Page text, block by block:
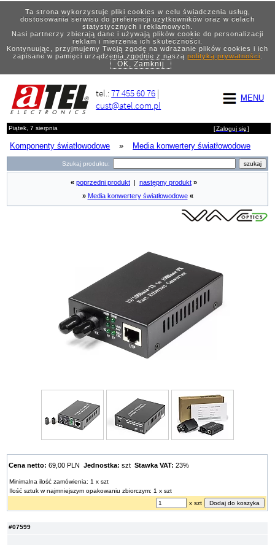
Ta strona wykorzystuje pliki cookies w celu świadczenia usług,
dostosowania serwisu do preferencji użytkowników oraz w celach
statystycznych i reklamowych.
Nasi partnerzy zbierają dane i używają plików cookie do personalizacji
reklam i mierzenia ich skuteczności.
Kontynuując, przyjmujemy Twoją zgodę na wdrażanie plików cookies i ich
zapisane w pamięci urządzenia zgodnie z naszą polityką prywatności.
OK, Zamknij
MENU
tel.:77 455 60 76 |
cust@atel.com.pl
Piątek, 7 sierpnia [Zaloguj się]
Komponenty światłowodowe » Media konwertery światłowodowe
Szukaj produktu:
#07599
« poprzedni produkt następny produkt »
» Media konwertery światłowodowe «
Cena netto: 69,00 PLNJednostka: sztStawka VAT: 23%
Minimalna ilość zamówienia: 1 x szt
Ilość sztuk w najmniejszym opakowaniu zbiorczym: 1 x szt
x szt